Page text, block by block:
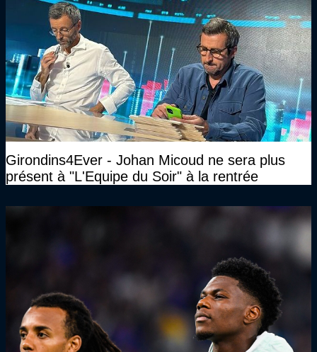
Girondins4Ever - Johan Micoud ne sera plus
présent à "L'Equipe du Soir" à la rentrée